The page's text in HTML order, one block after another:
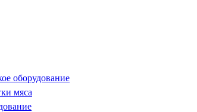
оборудование
мяса